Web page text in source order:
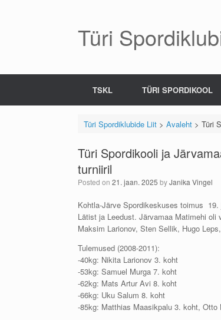
Türi
TSKL TÜRI SPORDIKOOL
Türi Spordiklubide Liit> Avaleht> Türi
Türi Spordikooli ja
turniiril
Posted on 21. jaan. 2025 byJanika Vingel
Kohtla-Järve Spordikeskuses toimus
Lätist ja Leedust. Järvamaa Matimehi
Maksim Larionov, Sten Sellik, Hugo
Tulemused (2008-2011):
-40kg: Nikita Larionov 3. koht
-53kg: Samuel Murga 7. koht
-62kg: Mats Artur Avi 8. koht
-66kg: Uku Salum 8. koht
-85kg: Matthias Maasikpalu 3. koht, Otto